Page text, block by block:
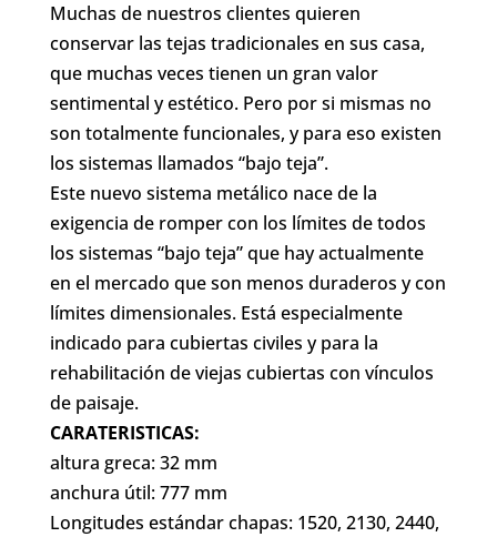
Muchas de nuestros clientes quieren
conservar las tejas tradicionales en sus casa,
que muchas veces tienen un gran valor
sentimental y estético. Pero por si mismas no
son totalmente funcionales, y para eso existen
los sistemas llamados “bajo teja”.
Este nuevo sistema metálico nace de la
exigencia de romper con los límites de todos
los sistemas “bajo teja” que hay actualmente
en el mercado que son menos duraderos y con
límites dimensionales. Está especialmente
indicado para cubiertas civiles y para la
rehabilitación de viejas cubiertas con vínculos
de paisaje.
CARATERISTICAS:
altura greca: 32 mm
anchura útil: 777 mm
Longitudes estándar chapas: 1520, 2130, 2440,